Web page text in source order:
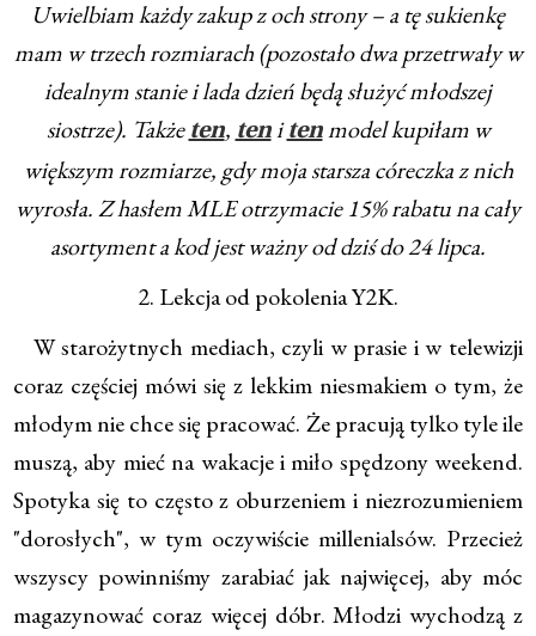
Uwielbiam każdy zakup z och strony – a tę sukienkę
mam w trzech rozmiarach (pozostało dwa przetrwały w
idealnym stanie i lada dzień będą służyć młodszej
siostrze). Także ten, teni tenmodel kupiłam w
większym rozmiarze, gdy moja starsza córeczka z nich
wyrosła. ​Z hasłem MLE otrzymacie 15% rabatu na cały
asortyment a kod jest ważny od dziś do 24 lipca.
2. Lekcja od pokolenia Y2K.
W starożytnych mediach, czyli w prasie i w telewizji
coraz częściej mówi się z lekkim niesmakiem o tym, że
młodym nie chce się pracować. Że pracują tylko tyle ile
muszą, aby mieć na wakacje i miło spędzony weekend.
Spotyka się to często z oburzeniem i niezrozumieniem
"dorosłych", w tym oczywiście millenialsów. Przecież
wszyscy powinniśmy zarabiać jak najwięcej, aby móc
magazynować coraz więcej dóbr. Młodzi wychodzą z